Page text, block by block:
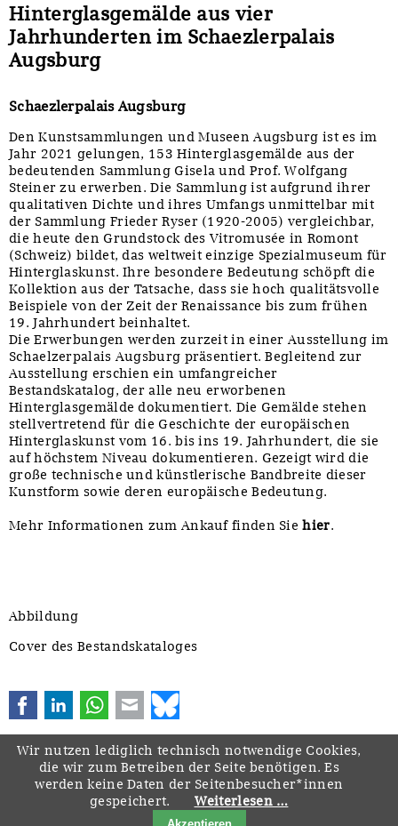
Hinterglasgemälde aus vier
Jahrhunderten im Schaezlerpalais
Augsburg
Schaezlerpalais Augsburg
Den Kunstsammlungen und Museen Augsburg ist es im
Jahr 2021 gelungen, 153 Hinterglasgemälde aus der
bedeutenden Sammlung Gisela und Prof. Wolfgang
Steiner zu erwerben. Die Sammlung ist aufgrund ihrer
qualitativen Dichte und ihres Umfangs unmittelbar mit
der Sammlung Frieder Ryser (1920-2005) vergleichbar,
die heute den Grundstock des Vitromusée in Romont
(Schweiz) bildet, das weltweit einzige Spezialmuseum für
Hinterglaskunst. Ihre besondere Bedeutung schöpft die
Kollektion aus der Tatsache, dass sie hoch qualitätsvolle
Beispiele von der Zeit der Renaissance bis zum frühen
19. Jahrhundert beinhaltet.
Die Erwerbungen werden zurzeit in einer Ausstellung im
Schaelzerpalais Augsburg präsentiert. Begleitend zur
Ausstellung erschien ein umfangreicher
Bestandskatalog, der alle neu erworbenen
Hinterglasgemälde dokumentiert. Die Gemälde stehen
stellvertretend für die Geschichte der europäischen
Hinterglaskunst vom 16. bis ins 19. Jahrhundert, die sie
auf höchstem Niveau dokumentieren. Gezeigt wird die
große technische und künstlerische Bandbreite dieser
Kunstform sowie deren europäische Bedeutung.
Mehr Informationen zum Ankauf finden Siehier.
Abbildung
Cover des Bestandskataloges
FacebookLinkedInWhatsApp
E-mail
Navigation
Startseite Downloads Kontakt Impressum
Wir nutzen lediglich technisch notwendige Cookies,
die wir zum Betreiben der Seite benötigen. Es
werden keine Daten der Seitenbesucher*innen
gespeichert.
Weiterlesen …